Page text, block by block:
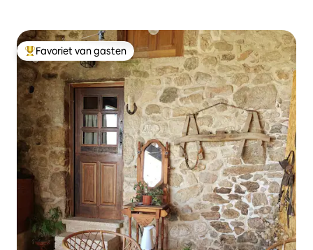
Topfavoriet van gasten
Favoriet van gasten